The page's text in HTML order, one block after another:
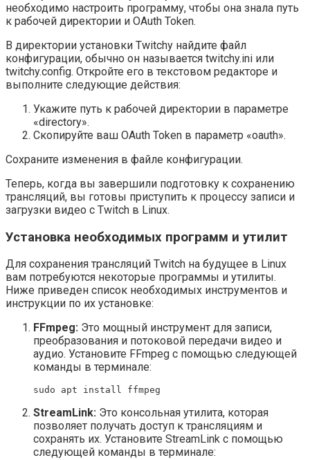
необходимо настроить программу, чтобы она знала путь
к рабочей директории и OAuth Token.
В директории установки Twitchy найдите файл
конфигурации, обычно он называется twitchy.ini или
twitchy.config. Откройте его в текстовом редакторе и
выполните следующие действия:
Укажите путь к рабочей директории в параметре
«directory».
Скопируйте ваш OAuth Token в параметр «oauth».
Сохраните изменения в файле конфигурации.
Теперь, когда вы завершили подготовку к сохранению
трансляций, вы готовы приступить к процессу записи и
загрузки видео с Twitch в Linux.
Установка необходимых программ и утилит
Для сохранения трансляций Twitch на будущее в Linux
вам потребуются некоторые программы и утилиты.
Ниже приведен список необходимых инструментов и
инструкции по их установке:
FFmpeg: Это мощный инструмент для записи,
преобразования и потоковой передачи видео и
аудио. Установите FFmpeg с помощью следующей
команды в терминале:
sudo apt install ffmpeg
StreamLink: Это консольная утилита, которая
позволяет получать доступ к трансляциям и
сохранять их. Установите StreamLink с помощью
следующей команды в терминале: